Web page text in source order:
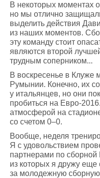
В некоторых моментах
но мы отлично
выделить действия
из наших моментов.
эту команду стоит
являются второй
трудным соперником...
В воскресенье в Клуже
Румынии. Конечно, их
у итальянцев, но они
пробиться на Евро-
атмосферой на
со счетом 0–0.
Вообще, неделя
Я с удовольствием
партнерами по
из которых я дружу
за молодежную сборную